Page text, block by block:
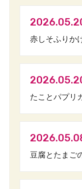
赤しそふりか
たことパプリ
豆腐とたまご